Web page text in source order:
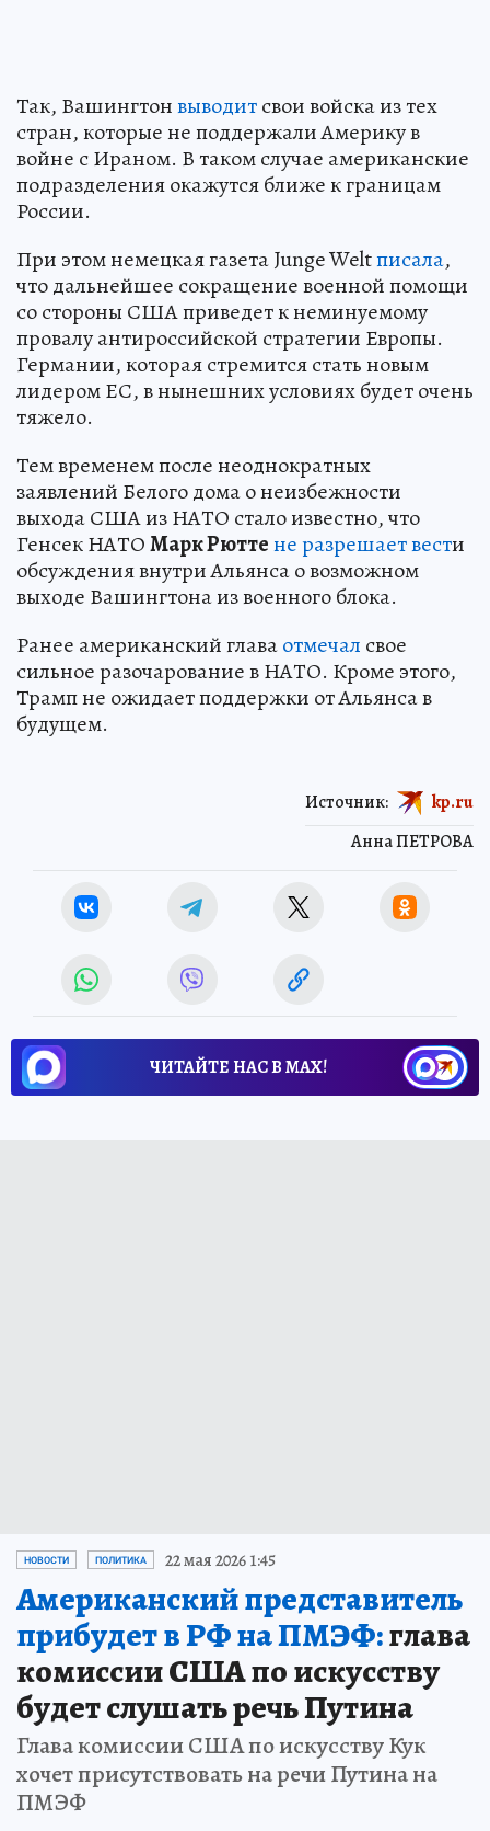
Так, Вашингтонвыводитсвои войска из тех
стран, которые не поддержали Америку в
войне с Ираном. В таком случае американские
подразделения окажутся ближе к границам
России.
При этом немецкая газета Junge Weltписала,
что дальнейшее сокращение военной помощи
со стороны США приведет к неминуемому
провалу антироссийской стратегии Европы.
Германии, которая стремится стать новым
лидером ЕС, в нынешних условиях будет очень
тяжело.
Тем временем после неоднократных
заявлений Белого дома о неизбежности
выхода США из НАТО стало известно, что
Генсек НАТОМарк Рюттене разрешает вести
обсуждения внутри Альянса о возможном
выходе Вашингтона из военного блока.
Ранее американский главаотмечал свое
сильное разочарование в НАТО. Кроме этого,
Трамп не ожидает поддержки от Альянса в
будущем.
Анна ПЕТРОВА
Источник: kp.ru
ЧИТАЙТЕ НАС В МАХ!
НОВОСТИ ПОЛИТИКА 22 мая 2026 1:45
Американский представитель
прибудет в РФ на ПМЭФ:глава
комиссии США по искусству
будет слушать речь Путина
Глава комиссии США по искусству Кук
хочет присутствовать на речи Путина на
ПМЭФ